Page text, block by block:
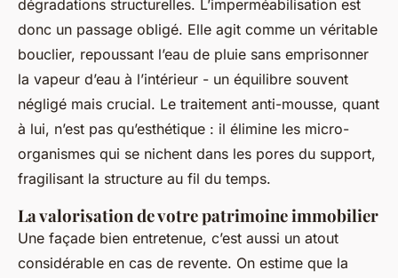
dégradations structurelles. L’imperméabilisation est
donc un passage obligé. Elle agit comme un véritable
bouclier, repoussant l’eau de pluie sans emprisonner
la vapeur d’eau à l’intérieur - un équilibre souvent
négligé mais crucial. Le traitement anti-mousse, quant
à lui, n’est pas qu’esthétique : il élimine les micro-
organismes qui se nichent dans les pores du support,
fragilisant la structure au fil du temps.
La valorisation de votre patrimoine immobilier
Une façade bien entretenue, c’est aussi un atout
considérable en cas de revente. On estime que la